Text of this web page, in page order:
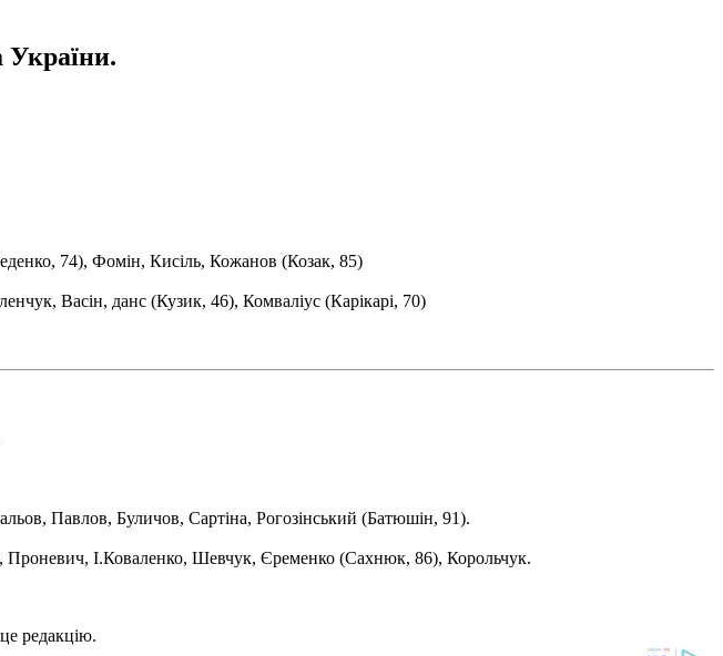
України.
74), Фомін, Кисіль, Кожанов (Козак, 85)
Васін, данс (Кузик, 46), Комваліус (Карікарі, 70)
Павлов, Буличов, Сартіна, Рогозінський (Батюшін, 91).
І.Коваленко, Шевчук, Єременко (Сахнюк, 86), Корольчук.
редакцію.